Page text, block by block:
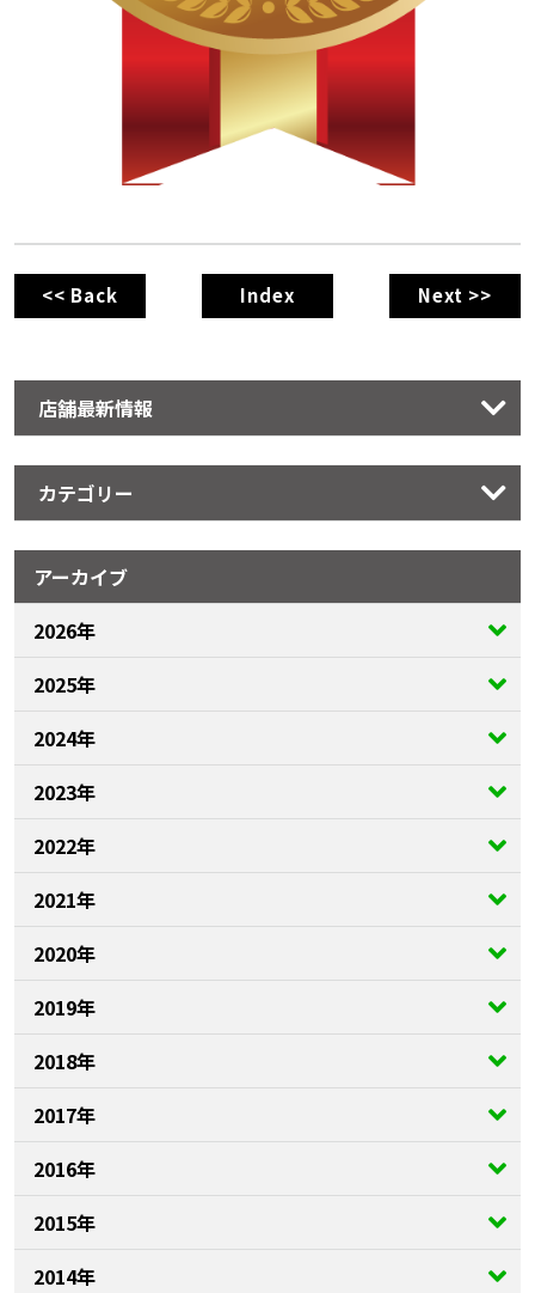
<< Back Index Next >>
店舗最新情報
カテゴリー
アーカイブ
2026年
2025年
2024年
2023年
2022年
2021年
2020年
2019年
2018年
2017年
2016年
2015年
2014年